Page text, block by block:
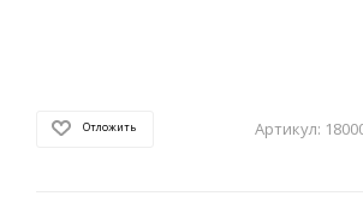
Отложить Артикул: